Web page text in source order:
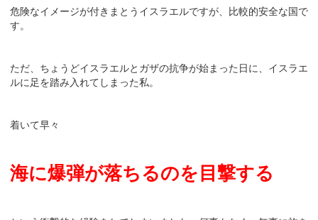
危険なイメージが付きまとうイスラエルですが、比較的安全な国で
す。
ただ、ちょうどイスラエルとガザの抗争が始まった日に、イスラエ
ルに足を踏み入れてしまった私。
着いて早々
海に爆弾が落ちるのを目撃する